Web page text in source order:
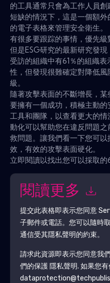
的工具通常只會為工作人員
短缺的情況下，這是一個額
的電子表格來管理安全衛生。
有很多要跟踪的事情，優先級
但是ESG研究的最新研究發現
受訪的組織中有61％的組織
性，但發現很難確定對降低
級。
隨著攻擊表面的不斷增長，某
要擁有一個成功，積極主動
工具和團隊，以查看更大的
動化可以幫助您在違反問題
救問題。讓我們看一下您可
效，有效的攻擊表面硬化。
立即閱讀以找出您可以採取的
閱讀更多
提交此表格即表示您同意
子郵件或電話。您可以隨時
通信受其隱私聲明的約束。
請求此資源即表示您同意我
們的保護 隱私聲明. 如果您